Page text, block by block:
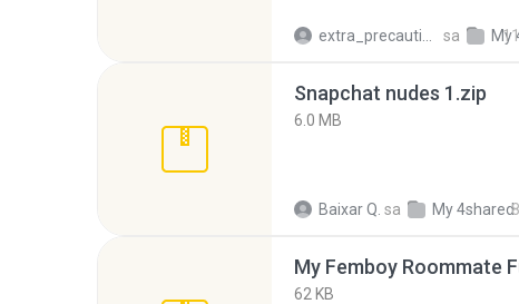
sa My
Snapchat nudes 1.zip
6.0 MB
Baixar Q. sa My 4shared
My Femboy Roommate
62 KB